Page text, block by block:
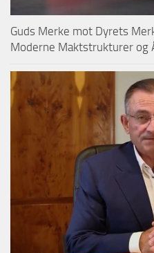
Guds Merke mot Dyrets
Moderne Maktstrukturer og